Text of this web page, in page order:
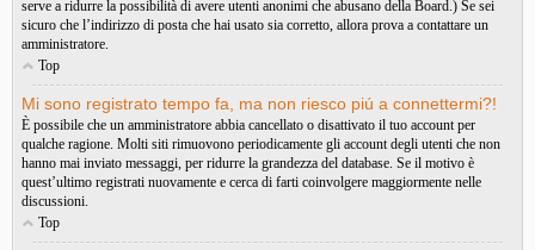
serve a ridurre la possibilità di avere utenti anonimi che abusano della Board.) Se sei
sicuro che l’indirizzo di posta che hai usato sia corretto, allora prova a contattare un
amministratore.
Top
Mi sono registrato tempo fa, ma non riesco piú a connettermi?!
È possibile che un amministratore abbia cancellato o disattivato il tuo account per
qualche ragione. Molti siti rimuovono periodicamente gli account degli utenti che non
hanno mai inviato messaggi, per ridurre la grandezza del database. Se il motivo è
quest’ultimo registrati nuovamente e cerca di farti coinvolgere maggiormente nelle
discussioni.
Top